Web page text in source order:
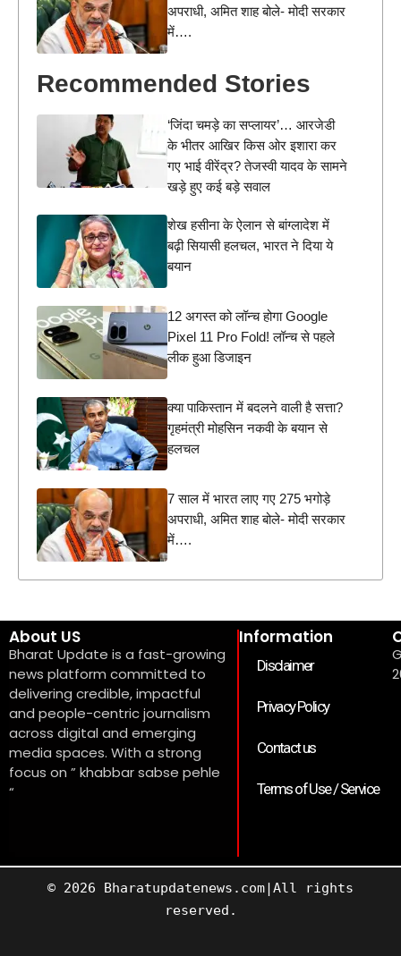
अपराधी, अमित शाह बोले- मोदी सरकार
में….
Recommended Stories
‘जिंदा चमड़े का सप्लायर’… आरजेडी
के भीतर आखिर किस ओर इशारा कर
गए भाई वीरेंद्र? तेजस्वी यादव के सामने
खड़े हुए कई बड़े सवाल
शेख हसीना के ऐलान से बांग्लादेश में
बढ़ी सियासी हलचल, भारत ने दिया ये
बयान
12 अगस्त को लॉन्च होगा Google
Pixel 11 Pro Fold! लॉन्च से पहले
लीक हुआ डिजाइन
क्या पाकिस्तान में बदलने वाली है सत्ता?
गृहमंत्री मोहसिन नकवी के बयान से
हलचल
7 साल में भारत लाए गए 275 भगोड़े
अपराधी, अमित शाह बोले- मोदी सरकार
में….
About US
Bharat Update is a fast-growing
news platform committed to
delivering credible, impactful
and people-centric journalism
across digital and emerging
media spaces. With a strong
focus on ” khabbar sabse pehle
“
Information
Disclaimer
Privacy Policy
Contact us
Terms of Use / Service
© 2026 Bharatupdatenews.com|All rights
reserved.